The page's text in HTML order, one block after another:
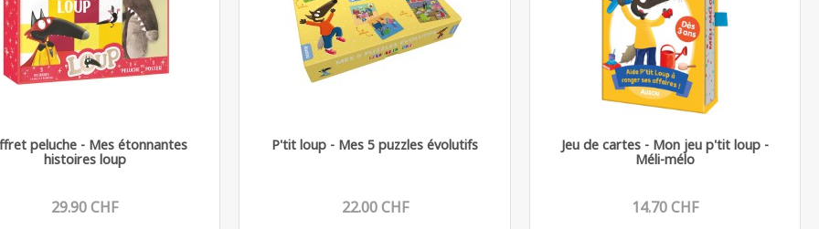
peluche - Mes étonnantes
histoires loup
29.90 CHF
P'tit loup - Mes 5 puzzles évolutifs
22.00 CHF
Jeu de cartes - Mon jeu p'tit loup -
Méli-mélo
14.70 CHF